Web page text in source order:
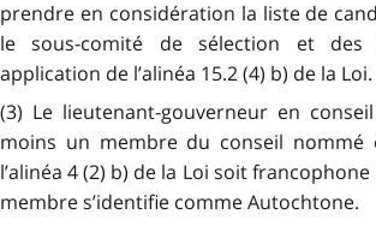
prendre en considération la liste de
le sous-comité de sélection et des
application de l’alinéa 15.2 (4) b) de la Loi.
(3) Le lieutenant-gouverneur en
moins un membre du conseil nommé
l’alinéa 4 (2) b) de la Loi soit
membre s’identifie comme Autochtone.